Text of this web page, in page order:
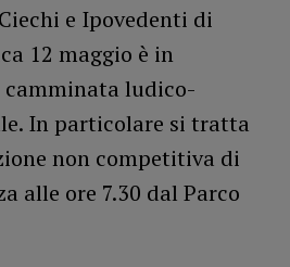
e Ipovedenti di
12 maggio è in
camminata ludico-
In particolare si tratta
non competitiva di
alle ore 7.30 dal Parco